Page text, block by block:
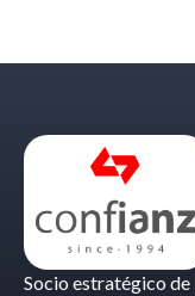
Socio estratégico